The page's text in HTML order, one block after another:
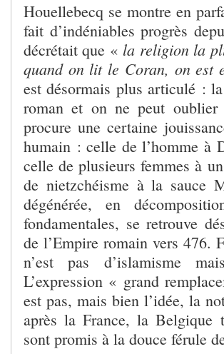
Houellebecq se montre en
fait d’indéniables progrès
décrétait que « la religion la
quand on lit le Coran, on
est désormais plus articulé :
roman et on ne peut
procure une certaine
humain : celle de l’homme à
celle de plusieurs femmes à
de nietzchéisme à la sauce
dégénérée, en
fondamentales, se retrouve
de l’Empire romain vers 476.
n’est pas d’islamisme
L’expression « grand
est pas, mais bien l’idée, la
après la France, la Belgique
sont promis à la douce férule